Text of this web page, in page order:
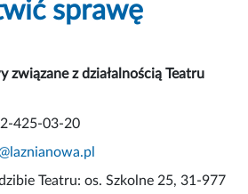
sprawę
związane z działalnością Teatru
425-03-20
Teatru: os. Szkolne 25, 31-977